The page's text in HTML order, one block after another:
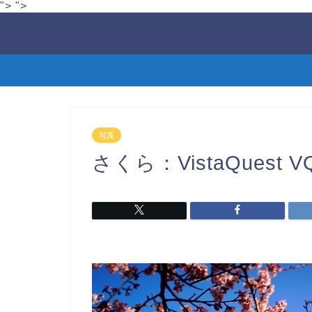
"> ">
写真
さくら：VistaQuest